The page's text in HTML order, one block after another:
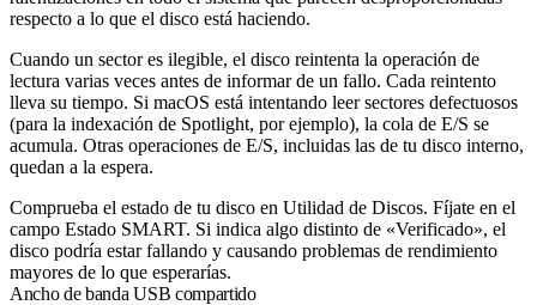
respecto a lo que el disco está haciendo.
Cuando un sector es ilegible, el disco reintenta la operación de
lectura varias veces antes de informar de un fallo. Cada reintento
lleva su tiempo. Si macOS está intentando leer sectores defectuosos
(para la indexación de Spotlight, por ejemplo), la cola de E/S se
acumula. Otras operaciones de E/S, incluidas las de tu disco interno,
quedan a la espera.
Comprueba el estado de tu disco en Utilidad de Discos. Fíjate en el
campo Estado SMART. Si indica algo distinto de «Verificado», el
disco podría estar fallando y causando problemas de rendimiento
mayores de lo que esperarías.
Ancho de banda USB compartido